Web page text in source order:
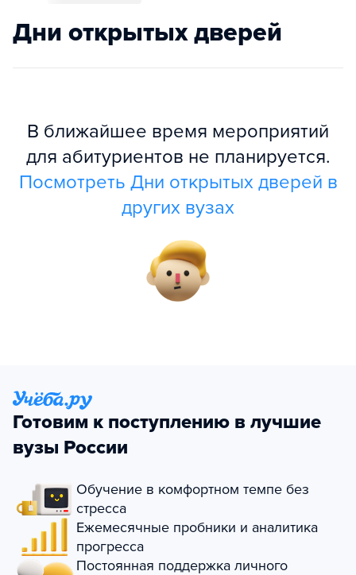
Дни открытых дверей
В ближайшее время мероприятий
для абитуриентов не планируется.
Посмотреть Дни открытых дверей в
других вузах
Готовим к поступлению в лучшие
вузы России
Обучение в комфортном темпе без
стресса
Ежемесячные пробники и аналитика
прогресса
Постоянная поддержка личного